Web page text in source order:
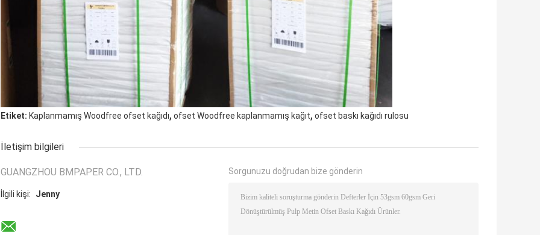
Etiket: Kaplanmamış Woodfree ofset kağıdı, ofset Woodfree kaplanmamış kağıt, ofset baskı kağıdı rulosu
İletişim bilgileri
GUANGZHOU BMPAPER CO., LTD.
İlgili kişi: Jenny
Sorgunuzu doğrudan bize gönderin